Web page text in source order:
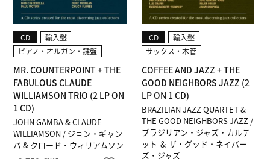
JOHN GAMBA & CLAUDE
WILLIAMSON / ジョン・ギャン
バ & クロード・ウィリアムソン
MR. COUNTERPOINT + THE
FABULOUS CLAUDE
WILLIAMSON TRIO (2 LP ON
1 CD)
CD
輸入盤
ピアノ・オルガン・鍵盤
BRAZILIAN JAZZ QUARTET &
THE GOOD NEIGHBORS JAZZ /
ブラジリアン・ジャズ・カルテ
ット ＆ ザ・グッド・ネイバー
ズ・ジャズ
COFFEE AND JAZZ + THE
GOOD NEIGHBORS JAZZ (2
LP ON 1 CD)
CD
輸入盤
サックス・木管